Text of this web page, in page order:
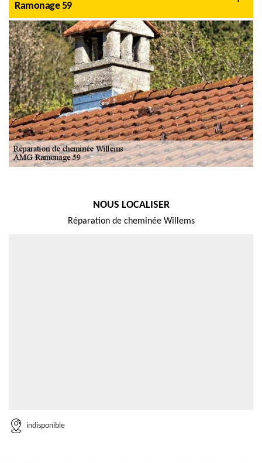
Ramonage 59
NOUS LOCALISER
Réparation de cheminée Willems
indisponible